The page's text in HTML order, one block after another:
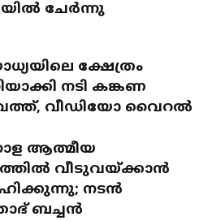
ചേര്‍ന്നു
ക്ഷേത്രം
നടി കങ്കണ
വീഡിയോ വൈറല്‍
ആത്മീയ
വീടുവയ്ക്കാന്‍
നടന്‍
ബച്ചന്‍